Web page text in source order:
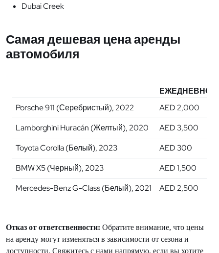
Dubai Creek
Самая дешевая цена аренды
автомобиля
ЕЖЕДНЕВНО
Porsche 911 (Серебристый), 2022
AED 2,000
Lamborghini Huracán (Желтый), 2020
AED 3,500
Toyota Corolla (Белый), 2023
AED 300
BMW X5 (Черный), 2023
AED 1,500
Mercedes-Benz G-Class (Белый), 2021
AED 2,500
Отказ от ответственности: Обратите внимание, что цены
на аренду могут изменяться в зависимости от сезона и
доступности. Свяжитесь с нами напрямую, если вы хотите